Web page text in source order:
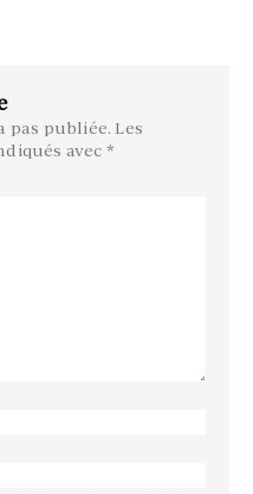
pas publiée. Les
avec *